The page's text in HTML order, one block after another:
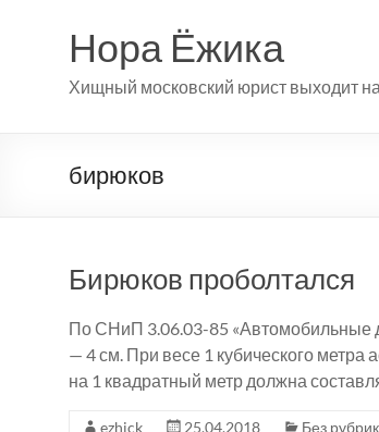
содержимомуНора Ёжика
Хищный московский юрист выходит
бирюков
Бирюков проболтался
По СНиП 3.06.03-85 «Автомобильные
— 4 см. При весе 1 кубического метра
на 1 квадратный метр должна
ezhick 25.04.2018 Без